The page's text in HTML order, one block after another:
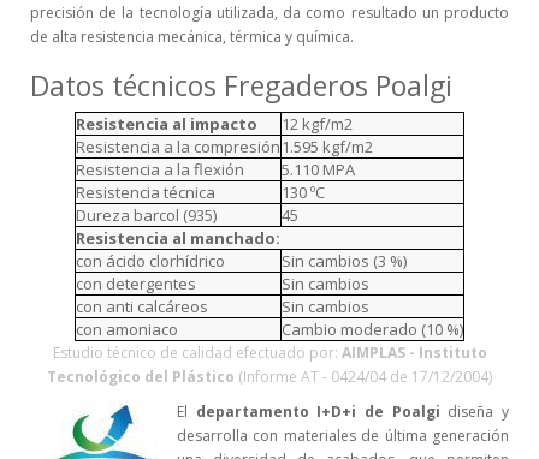
precisión de la tecnología utilizada, da como resultado un producto
de alta resistencia mecánica, térmica y química.
Datos técnicos Fregaderos Poalgi
Resistencia al impacto
12 kgf/m2
Resistencia a la compresión 1.595 kgf/m2
Resistencia a la flexión
5.110 MPA
Resistencia técnica
130 ºC
Dureza barcol (935)
45
Resistencia al manchado:
con ácido clorhídrico
Sin cambios (3 %)
con detergentes
Sin cambios
con anti calcáreos
Sin cambios
con amoniaco
Cambio moderado (10 %)
Estudio técnico de calidad efectuado por: AIMPLAS - Instituto
Tecnológico del Plástico (Informe AT - 0424/04 de 17/12/2004)
El departamento I+D+i de Poalgi diseña y
desarrolla con materiales de última generación